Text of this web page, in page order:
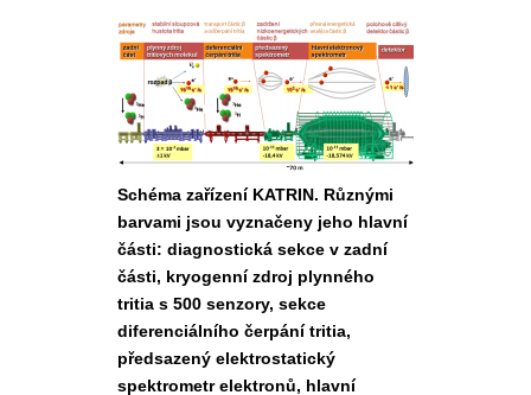
Schéma zařízení KATRIN. Různými
barvami jsou vyznačeny jeho hlavní
části: diagnostická sekce v zadní
části, kryogenní zdroj plynného
tritia s 500 senzory, sekce
diferenciálního čerpání tritia,
předsazený elektrostatický
spektrometr elektronů, hlavní